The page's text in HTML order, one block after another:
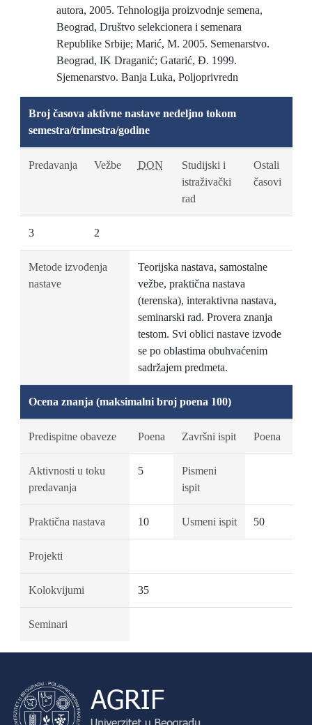
autora, 2005. Tehnologija proizvodnje semena,
Beograd, Društvo selekcionera i semenara
Republike Srbije; Marić, M. 2005. Semenarstvo.
Beograd, IK Draganić; Gatarić, Đ. 1999.
Sjemenarstvo. Banja Luka, Poljoprivredn
Broj časova aktivne nastave nedeljno tokom
semestra/trimestra/godine
Predavanja Vežbe DON
Studijski i
istraživački
rad
Ostali
časovi
3 2
Metode izvođenja
nastave
Teorijska nastava, samostalne
vežbe, praktična nastava
(terenska), interaktivna nastava,
seminarski rad. Provera znanja
testom. Svi oblici nastave izvode
se po oblastima obuhvaćenim
sadržajem predmeta.
Ocena znanja (maksimalni broj poena 100)
Predispitne obaveze Poena Završni ispit Poena
Aktivnosti u toku
predavanja
5
Pismeni
ispit
Praktična nastava 10 Usmeni ispit 50
Projekti
Kolokvijumi 35
Seminari